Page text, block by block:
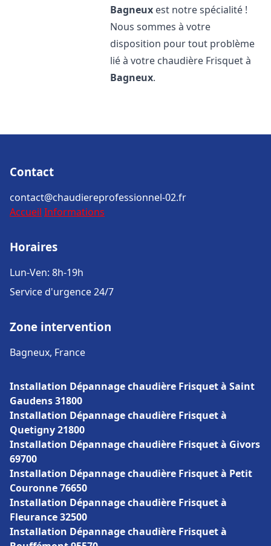
Bagneux est notre spécialité !
Nous sommes à votre
disposition pour tout problème
lié à votre chaudière Frisquet à
Bagneux.
Contact
contact@chaudiereprofessionnel-02.fr
Accueil Informations
Horaires
Lun-Ven: 8h-19h
Service d'urgence 24/7
Zone intervention
Bagneux, France
Installation Dépannage chaudière Frisquet à Saint
Gaudens 31800
Installation Dépannage chaudière Frisquet à
Quetigny 21800
Installation Dépannage chaudière Frisquet à Givors
69700
Installation Dépannage chaudière Frisquet à Petit
Couronne 76650
Installation Dépannage chaudière Frisquet à
Fleurance 32500
Installation Dépannage chaudière Frisquet à